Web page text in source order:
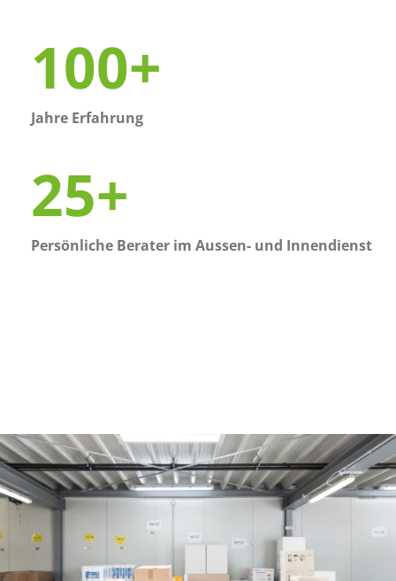
100+
Jahre Erfahrung
25+
Persönliche Berater im Aussen- und Innendienst